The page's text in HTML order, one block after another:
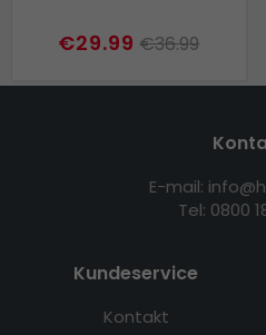
€29.99 €36.99
E-mail:
Tel: 0800
Kundeservice
Kontakt